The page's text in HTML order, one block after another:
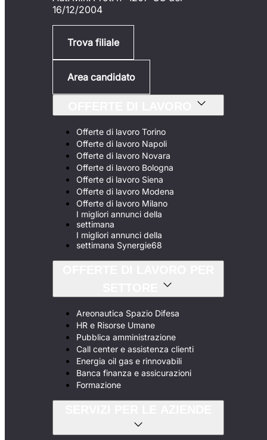
16/12/2004
Trova filiale
Area candidato
Offerte di lavoro Torino
Offerte di lavoro Napoli
Offerte di lavoro Novara
Offerte di lavoro Bologna
Offerte di lavoro Siena
Offerte di lavoro Modena
Offerte di lavoro Milano
I migliori annunci della
settimana
I migliori annunci della
settimana Synergie68
Areonautica Spazio Difesa
HR e Risorse Umane
Pubblica amministrazione
Call center e assistenza clienti
Energia oil gas e rinnovabili
Banca finanza e assicurazioni
Formazione